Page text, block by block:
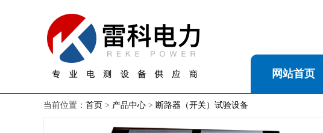
网站首页
当前位置： 首页 > 产品中心 > 断路器（开关）试验设备